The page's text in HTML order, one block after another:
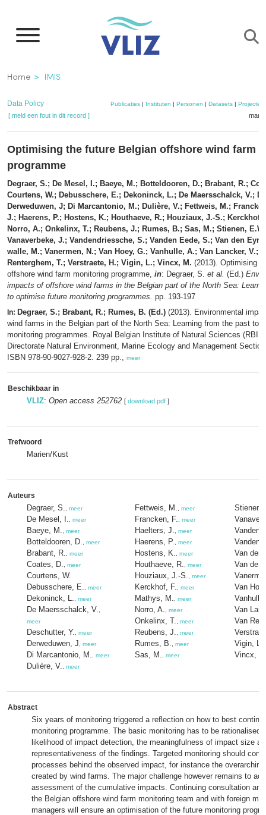
naar
inhoud
gaan
Kruimelpad
Home IMIS
Data Policy Publicaties| Instituten | Personen | Datasets| Projecten
[ meld een fout in dit record ]
Optimising the future Belgian offshore wind farm
programme
Degraer, S.; De Mesel, I.; Baeye, M.; Botteldooren, D.; Brabant, R.;
Courtens, W.; Debusschere, E.; Dekoninck, L.; De Maersschalck, V.;
Derweduwen, J; Di Marcantonio, M.; Dulière, V.; Fettweis, M.;
J.; Haerens, P.; Hostens, K.; Houthaeve, R.; Houziaux, J.-S.; Kerckhof,
Norro, A.; Onkelinx, T.; Reubens, J.; Rumes, B.; Sas, M.; Stienen,
Vanaverbeke, J.; Vandendriessche, S.; Vanden Eede, S.; Van den
walle, M.; Vanermen, N.; Van Hoey, G.; Vanhulle, A.; Van Lancker, V.;
Renterghem, T.; Verstraete, H.; Vigin, L.; Vincx, M. (2013). Optimising
offshore wind farm monitoring programme, in: Degraer, S. et al. (Ed.)
impacts of offshore wind farms in the Belgian part of the North Sea:
to optimise future monitoring programmes. pp. 193-197
In: Degraer, S.; Brabant, R.; Rumes, B. (Ed.) (2013). Environmental
wind farms in the Belgian part of the North Sea: Learning from the past to
monitoring programmes. Royal Belgian Institute of Natural Sciences
Directorate Natural Environment, Marine Ecology and Management
ISBN 978-90-9027-928-2. 239 pp., meer
Beschikbaar in
VLIZ: Open access 252762 [ download pdf ]
Trefwoord
Marien/Kust
Auteurs
Degraer, S. meer
De Mesel, I. meer
Baeye, M. meer
Botteldooren, D. meer
Brabant, R. meer
Coates, D. meer
Courtens, W.
Debusschere, E.
meer
Dekoninck, L. meer
De Maersschalck, V.
meer
Deschutter, Y. meer
Derweduwen, J meer
Di Marcantonio, M. meer
Dulière, V. meer
Fettweis, M. meer
Francken, F. meer
Haelters, J. meer
Haerens, P. meer
Hostens, K. meer
Houthaeve, R. meer
Houziaux, J.-S. meer
Kerckhof, F. meer
Mathys, M. meer
Norro, A. meer
Onkelinx, T. meer
Reubens, J. meer
Rumes, B. meer
Sas, M. meer
Stienen,
Vanden
Van den
Van de
Van
Van
Van
Vigin, L.
Vincx,
Abstract
Six years of monitoring triggered a reflection on how to best
monitoring programme. The basic monitoring has to be rationalised
likelihood of impact detection, the meaningfulness of impact size
representativeness of the findings. Targeted monitoring should
processes behind the observed impact, for instance the
created by wind farms. The major challenge however remains to
assessment of the cumulative impacts. Continuing consultation
the Belgian offshore wind farm monitoring team and with foreign
managers will ensure an optimisation of the future monitoring